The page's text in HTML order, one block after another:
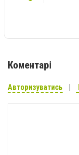
Коментарі
Авторизуватись